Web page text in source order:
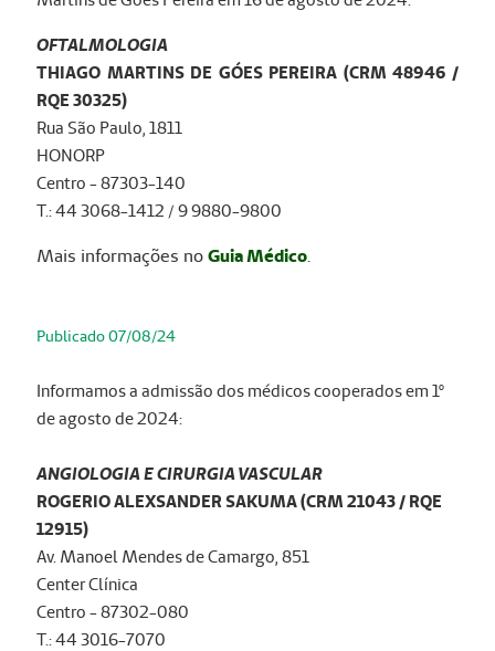
OFTALMOLOGIA
THIAGO MARTINS DE GÓES PEREIRA (CRM 48946 /
RQE 30325)
Rua São Paulo, 1811
HONORP
Centro - 87303-140
T.: 44 3068-1412 / 9 9880-9800
Mais informações noGuia Médico.
Publicado 07/08/24
Informamos a admissão dos médicos cooperados em 1º
de agosto de 2024:
ANGIOLOGIA E CIRURGIA VASCULAR
ROGERIO ALEXSANDER SAKUMA (CRM 21043 / RQE
12915)
Av. Manoel Mendes de Camargo, 851
Center Clínica
Centro - 87302-080
T.: 44 3016-7070